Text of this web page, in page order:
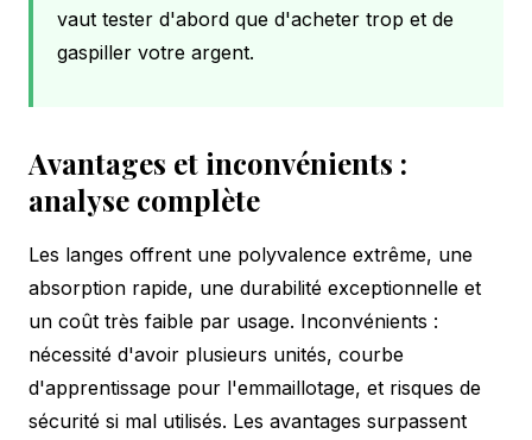
vaut tester d'abord que d'acheter trop et de
gaspiller votre argent.
Avantages et inconvénients :
analyse complète
Les langes offrent une polyvalence extrême, une
absorption rapide, une durabilité exceptionnelle et
un coût très faible par usage. Inconvénients :
nécessité d'avoir plusieurs unités, courbe
d'apprentissage pour l'emmaillotage, et risques de
sécurité si mal utilisés. Les avantages surpassent